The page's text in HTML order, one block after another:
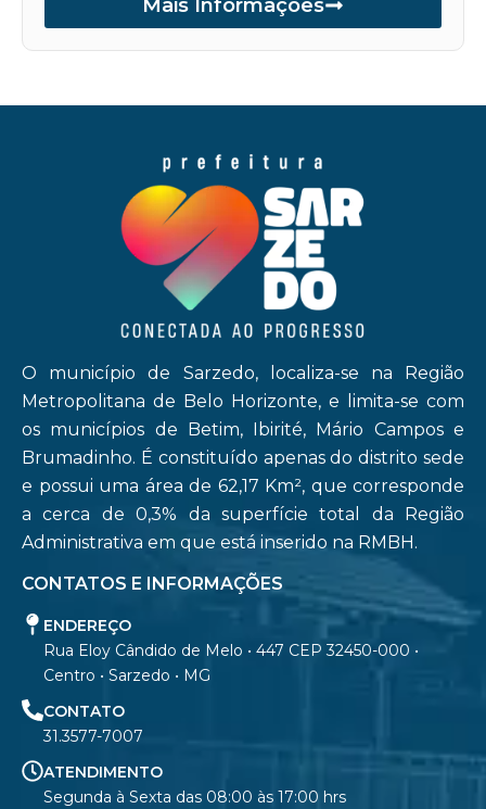
Mais Informações
O município de Sarzedo, localiza-se na Região
Metropolitana de Belo Horizonte, e limita-se com
os municípios de Betim, Ibirité, Mário Campos e
Brumadinho. É constituído apenas do distrito sede
e possui uma área de 62,17 Km², que corresponde
a cerca de 0,3% da superfície total da Região
Administrativa em que está inserido na RMBH.
CONTATOS E INFORMAÇÕES
ENDEREÇO
Rua Eloy Cândido de Melo • 447 CEP 32450-000 •
Centro • Sarzedo • MG
CONTATO
31.3577-7007
ATENDIMENTO
Segunda à Sexta das 08:00 às 17:00 hrs